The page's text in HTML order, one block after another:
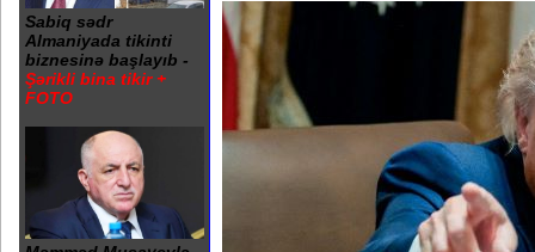
Sabiq sədr
Almaniyada tikinti
biznesinə başlayıb -
Şərikli bina tikir +
FOTO